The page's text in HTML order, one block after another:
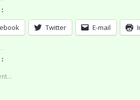
:
Twitter E-mail
: